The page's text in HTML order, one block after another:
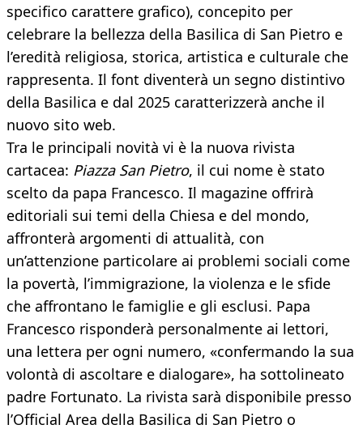
specifico carattere grafico), concepito per
celebrare la bellezza della Basilica di San Pietro e
l’eredità religiosa, storica, artistica e culturale che
rappresenta. Il font diventerà un segno distintivo
della Basilica e dal 2025 caratterizzerà anche il
nuovo sito web.
Tra le principali novità vi è la nuova rivista
cartacea: Piazza San Pietro, il cui nome è stato
scelto da papa Francesco. Il magazine offrirà
editoriali sui temi della Chiesa e del mondo,
affronterà argomenti di attualità, con
un’attenzione particolare ai problemi sociali come
la povertà, l’immigrazione, la violenza e le sfide
che affrontano le famiglie e gli esclusi. Papa
Francesco risponderà personalmente ai lettori,
una lettera per ogni numero, «confermando la sua
volontà di ascoltare e dialogare», ha sottolineato
padre Fortunato. La rivista sarà disponibile presso
l’Official Area della Basilica di San Pietro o